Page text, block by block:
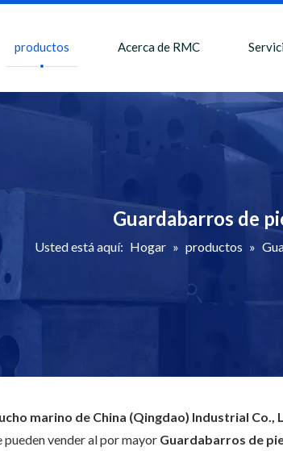
productos Acerca de RMC
Guardabarros de
Usted está aquí: Hogar » productos »
marino de China (Qingdao) Industrial Co.,
pueden vender al por mayor Guardabarros de